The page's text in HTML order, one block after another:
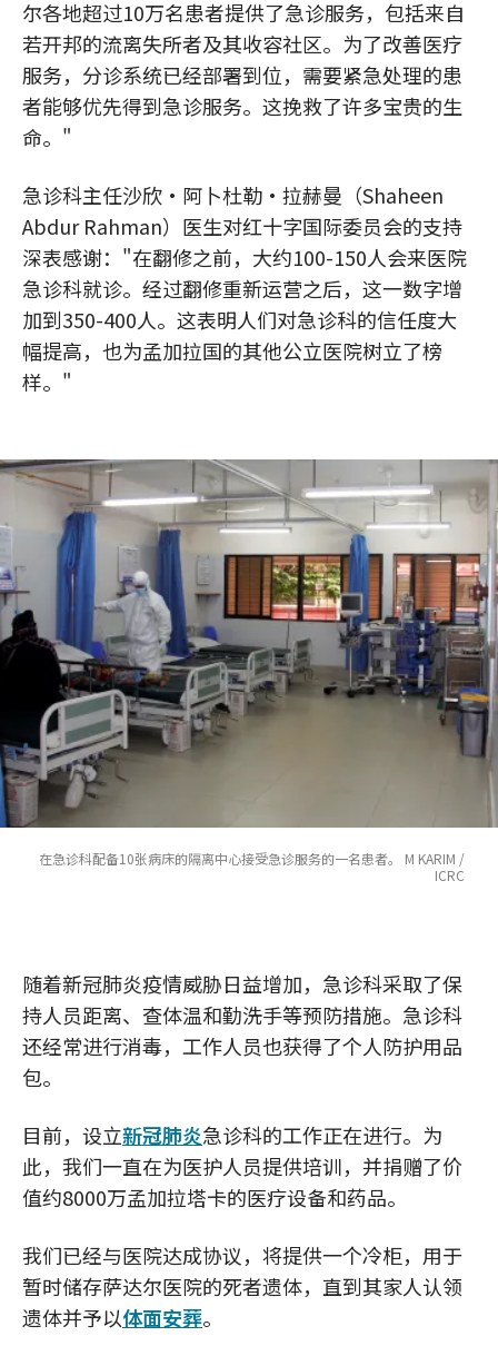
尔各地超过10万名患者提供了急诊服务，包括来自
若开邦的流离失所者及其收容社区。为了改善医疗
服务，分诊系统已经部署到位，需要紧急处理的患
者能够优先得到急诊服务。这挽救了许多宝贵的生
命。"
急诊科主任沙欣·阿卜杜勒·拉赫曼（Shaheen
Abdur Rahman）医生对红十字国际委员会的支持
深表感谢："在翻修之前，大约100-150人会来医院
急诊科就诊。经过翻修重新运营之后，这一数字增
加到350-400人。这表明人们对急诊科的信任度大
幅提高，也为孟加拉国的其他公立医院树立了榜
样。"
在急诊科配备10张病床的隔离中心接受急诊服务的一名患者。 M KARIM /
ICRC
随着新冠肺炎疫情威胁日益增加，急诊科采取了保
持人员距离、查体温和勤洗手等预防措施。急诊科
还经常进行消毒，工作人员也获得了个人防护用品
包。
目前，设立新冠肺炎急诊科的工作正在进行。为
此，我们一直在为医护人员提供培训，并捐赠了价
值约8000万孟加拉塔卡的医疗设备和药品。
我们已经与医院达成协议，将提供一个冷柜，用于
暂时储存萨达尔医院的死者遗体，直到其家人认领
遗体并予以体面安葬。